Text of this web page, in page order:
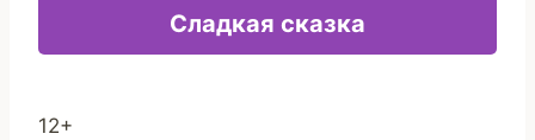
Сладкая сказка
12+